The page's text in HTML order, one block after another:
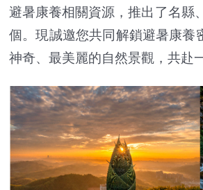
避暑康養相關資源，推出了名縣
個。現誠邀您共同解鎖避暑康養
神奇、最美麗的自然景觀，共赴